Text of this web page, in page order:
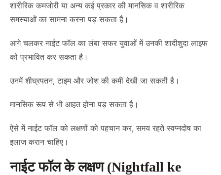
शारीरिक कमजोरी या अन्य कई प्रकार की मानसिक व शारीरिक
समस्याओं का सामना करना पड़ सकता है।
आगे चलकर नाईट फॉल का लंबा सफर युवाओं में उनकी शादीशुदा लाइफ
को प्रभावित कर सकता है।
उनमें शीघ्रपतन, टाइम और जोश की कमी देखी जा सकती है।
मानसिक रूप से भी आहत होना पड़ सकता है।
ऐसे में नाईट फॉल को लक्षणों को पहचान कर, समय रहते स्वप्नदोष का
इलाज करान चाहिए।
नाईट फॉल के लक्षण (Nightfall ke